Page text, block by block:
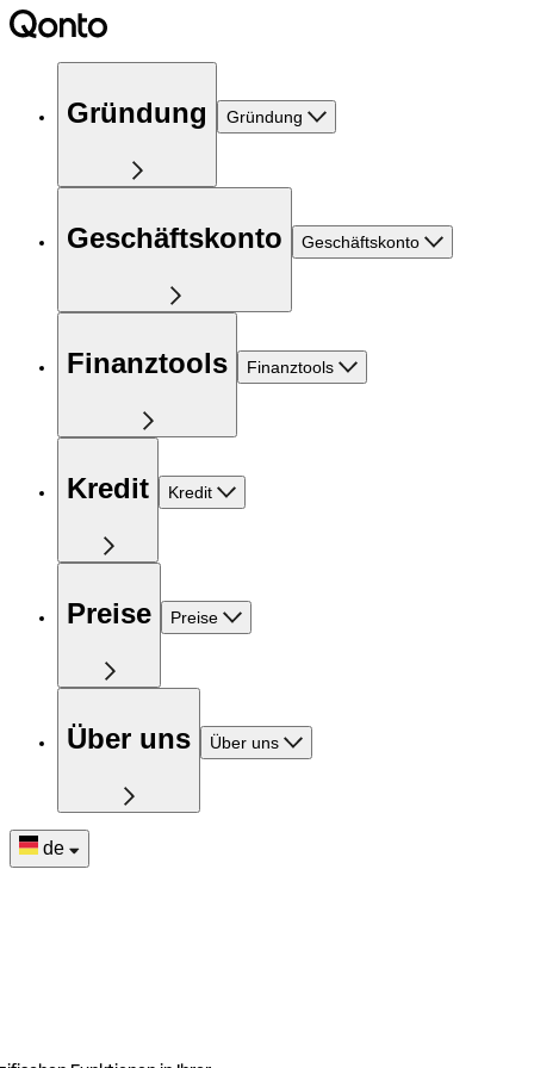
Gründung Gründung
Geschäftskonto Geschäftskonto
Finanztools Finanztools
Kredit Kredit
Preise Preise
Über uns Über uns
de